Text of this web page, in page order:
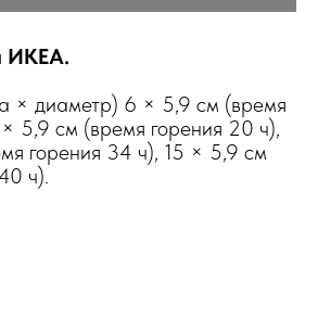
ИКЕА.
× диаметр) 6 × 5,9 см (время
5,9 см (время горения 20 ч),
горения 34 ч), 15 × 5,9 см
ч).